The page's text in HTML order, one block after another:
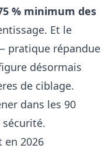
% minimum des
Et le
pratique répandue
désormais
de ciblage.
dans les 90
en 2026